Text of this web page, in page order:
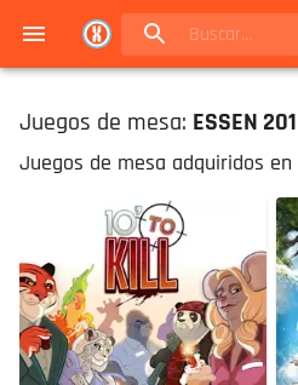
Juegos de mesa: ESSEN
Juegos de mesa adquiridos en
Navigated to Juegos de mesa en Buenos